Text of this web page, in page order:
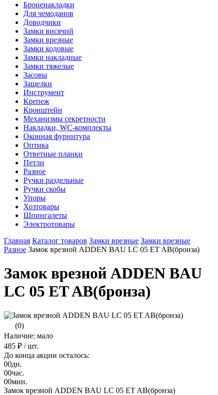
Броненакладки
Для чемоданов
Доводчики
Замки висячий
Замки врезные
Замки кодовые
Замки накладные
Замки тяжелые
Засовы
Защелки
Инструмент
Крепеж
Кронштейн
Механизмы секретности
Накладки, WC-комплекты
Оконная фурнитура
Оптика
Ответные планки
Петли
Разное
Ручки раздельные
Ручки скобы
Упоры
Хозтовары
Шпингалеты
Электротовары
Главная Каталог товаров Замки врезные Замки врезные
Разное Замок врезной ADDEN BAU LC 05 ET AB(бронза)
Замок врезной ADDEN BAU
LC 05 ET AB(бронза)
(0)
Наличие: мало
485 ₽ / шт.
До конца акции осталось:
00дн.
00час.
00мин.
Замок врезной ADDEN BAU LC 05 ET AB(бронза)